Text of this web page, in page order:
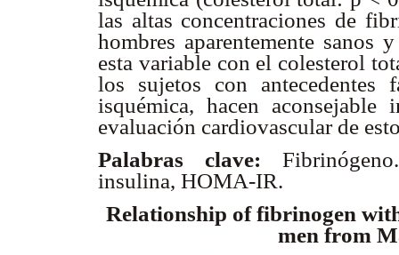
las altas concentraciones de
hombres aparentemente
esta variable con el colesterol
los sujetos con antecedentes
isquémica, hacen
evaluación cardiovascular de
Palabras clave:
insulina, HOMA-IR.
Relationship of fibrinogen
men from